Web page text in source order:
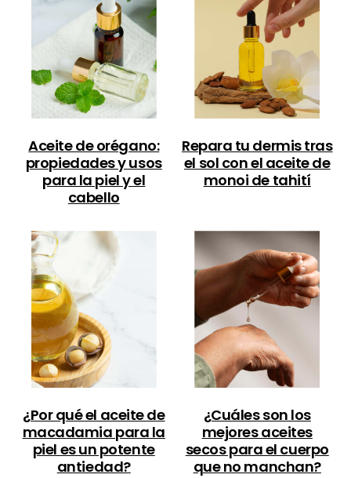
Aceite de orégano:
propiedades y usos
para la piel y el
cabello
Repara tu dermis tras
el sol con el aceite de
monoi de tahití
¿Por qué el aceite de
macadamia para la
piel es un potente
antiedad?
¿Cuáles son los
mejores aceites
secos para el cuerpo
que no manchan?